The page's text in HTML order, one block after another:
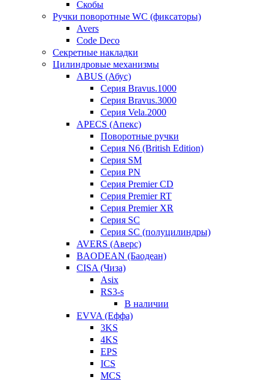
Скобы
Ручки поворотные WC (фиксаторы)
Avers
Code Deco
Секретные накладки
Цилиндровые механизмы
ABUS (Абус)
Серия Bravus.1000
Серия Bravus.3000
Серия Vela.2000
APECS (Апекс)
Поворотные ручки
Серия N6 (British Edition)
Серия SM
Серия PN
Серия Premier CD
Серия Premier RT
Серия Premier XR
Серия SC
Серия SC (полуцилиндры)
AVERS (Аверс)
BAODEAN (Баодеан)
CISA (Чиза)
Asix
RS3-s
В наличии
EVVA (Еффа)
3KS
4KS
EPS
ICS
MCS